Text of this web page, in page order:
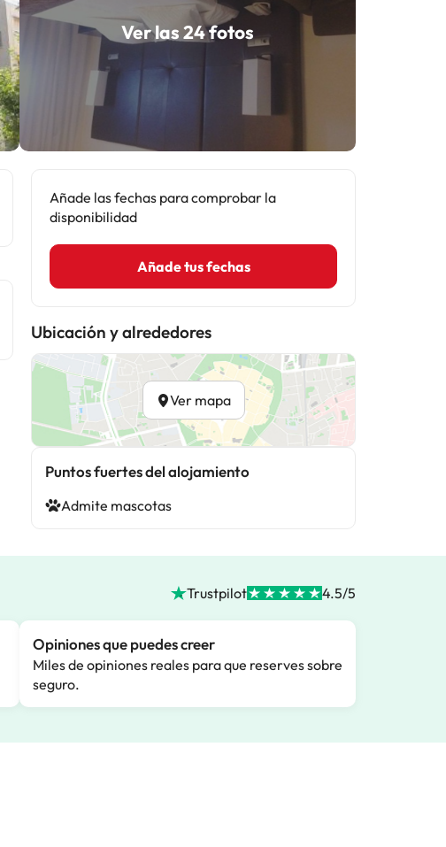
Ver las 24 fotos
Añade las fechas para comprobar la
disponibilidad
Añade tus fechas
Ubicación y alrededores
Ver mapa
Puntos fuertes del alojamiento
Admite mascotas
Trustpilot 4.5/5
Opiniones que puedes creer
Miles de opiniones reales para que reserves sobre
seguro.